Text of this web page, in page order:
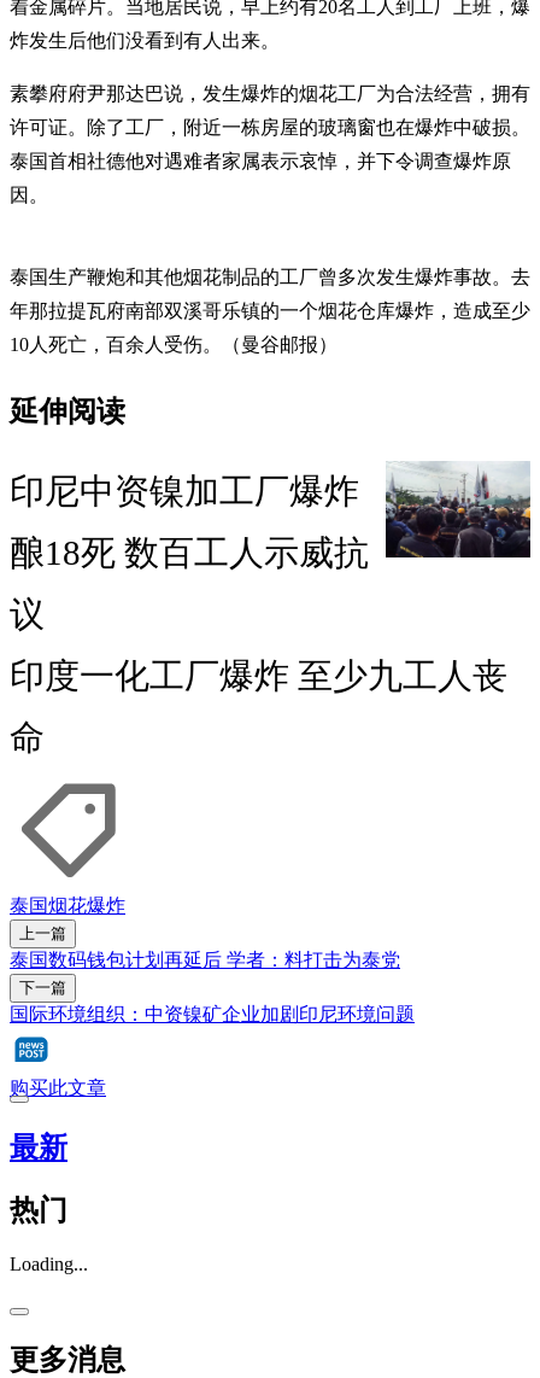
着金属碎片。当地居民说，早上约有20名工人到工厂上班，爆
炸发生后他们没看到有人出来。
素攀府府尹那达巴说，发生爆炸的烟花工厂为合法经营，拥有
许可证。除了工厂，附近一栋房屋的玻璃窗也在爆炸中破损。
泰国首相社德他对遇难者家属表示哀悼，并下令调查爆炸原
因。
泰国生产鞭炮和其他烟花制品的工厂曾多次发生爆炸事故。去
年那拉提瓦府南部双溪哥乐镇的一个烟花仓库爆炸，造成至少
10人死亡，百余人受伤。（曼谷邮报）
延伸阅读
印尼中资镍加工厂爆炸
酿18死 数百工人示威抗
议
印度一化工厂爆炸 至少九工人丧
命
泰国烟花爆炸
上一篇
泰国数码钱包计划再延后 学者：料打击为泰党
下一篇
国际环境组织：中资镍矿企业加剧印尼环境问题
购买此文章
最新
热门
Loading...
更多消息